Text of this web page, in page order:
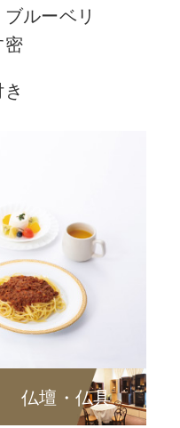
ルーベリ
密
仏壇・仏具